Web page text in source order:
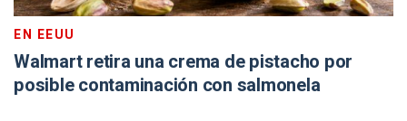
EN EEUU
Walmart retira una crema de pistacho por
posible contaminación con salmonela